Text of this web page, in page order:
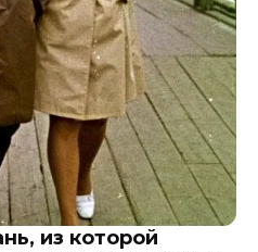
из которой